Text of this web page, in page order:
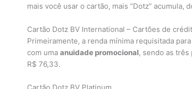
mais você usar o cartão, mais “Dotz”
Cartão Dotz BV International – Cartões de
Primeiramente, a renda mínima requisitada
com uma anuidade promocional, sendo as três
R$ 76,33.